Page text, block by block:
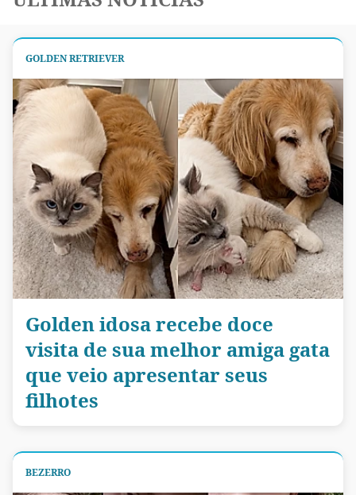
GOLDEN RETRIEVER
Golden idosa recebe doce
visita de sua melhor amiga gata
que veio apresentar seus
filhotes
BEZERRO